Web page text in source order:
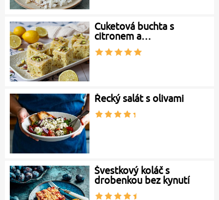
Cuketová buchta s
citronem a…
Řecký salát s olivami
Švestkový koláč s
drobenkou bez kynutí